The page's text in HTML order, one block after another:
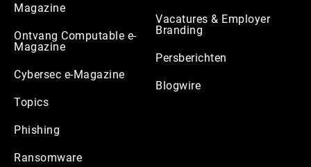
Magazine
Ontvang Computable e-
Magazine
Cybersec e-Magazine
Topics
Phishing
Ransomware
Vacatures & Employer
Branding
Persberichten
Blogwire